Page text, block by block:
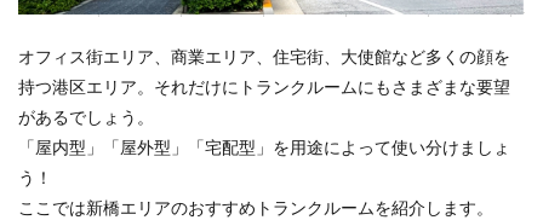
オフィス街エリア、商業エリア、住宅街、大使館など多くの顔を
持つ港区エリア。それだけにトランクルームにもさまざまな要望
があるでしょう。
「屋内型」「屋外型」「宅配型」を用途によって使い分けましょ
う！
ここでは新橋エリアのおすすめトランクルームを紹介します。